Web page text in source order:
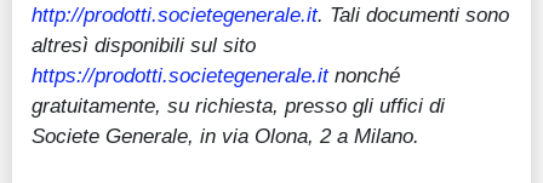
http://prodotti.societegenerale.it. Tali documenti sono
altresì disponibili sul sito
https://prodotti.societegenerale.itnonché
gratuitamente, su richiesta, presso gli uffici di
Societe Generale, in via Olona, 2 a Milano.